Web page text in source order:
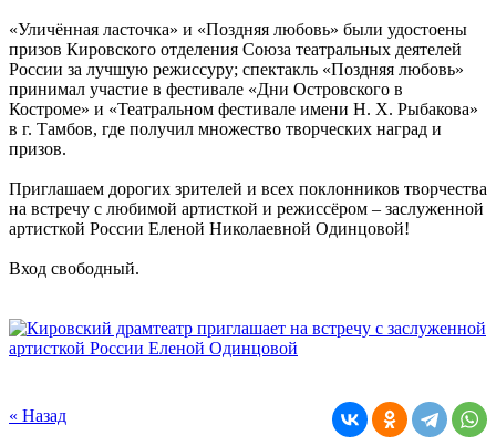
«Уличённая ласточка» и «Поздняя любовь» были удостоены
призов Кировского отделения Союза театральных деятелей
России за лучшую режиссуру; спектакль «Поздняя любовь»
принимал участие в фестивале «Дни Островского в
Костроме» и «Театральном фестивале имени Н. Х. Рыбакова»
в г. Тамбов, где получил множество творческих наград и
призов.
Приглашаем дорогих зрителей и всех поклонников творчества
на встречу с любимой артисткой и режиссёром – заслуженной
артисткой России Еленой Николаевной Одинцовой!
Вход свободный.
« Назад